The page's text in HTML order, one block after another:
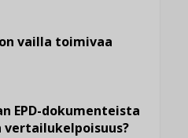
vailla toimivaa
EPD-dokumenteista